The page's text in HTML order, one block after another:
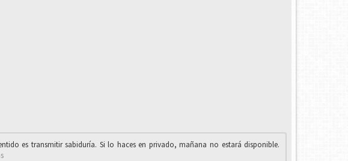
es transmitir sabiduría. Si lo haces en privado, mañana no estará disponible.